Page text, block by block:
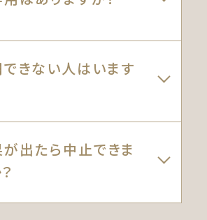
きない人はいます
出たら中止できま